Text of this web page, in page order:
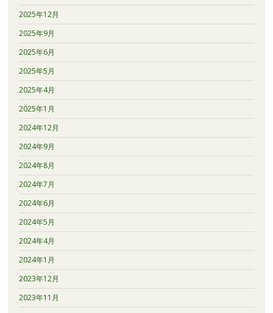
2025年12月
2025年9月
2025年6月
2025年5月
2025年4月
2025年1月
2024年12月
2024年9月
2024年8月
2024年7月
2024年6月
2024年5月
2024年4月
2024年1月
2023年12月
2023年11月